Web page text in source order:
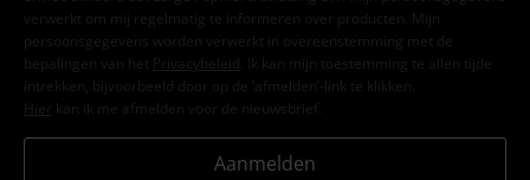
verwerkt om mij regelmatig te informeren over producten. Mijn
persoonsgegevens worden verwerkt in overeenstemming met de
bepalingen van het
Privacybeleid . Ik kan mijn toestemming te allen tijde
intrekken, bijvoorbeeld door op de ‘afmelden’-link te klikken.
Hier kan ik me afmelden voor de nieuwsbrief.
Aanmelden